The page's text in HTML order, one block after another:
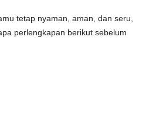
tetap nyaman, aman, dan seru,
perlengkapan berikut sebelum